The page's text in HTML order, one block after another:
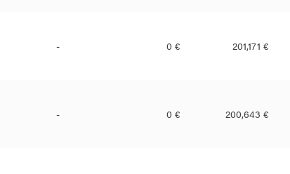
- 0 € 201,171 €
- 0 € 200,643 €